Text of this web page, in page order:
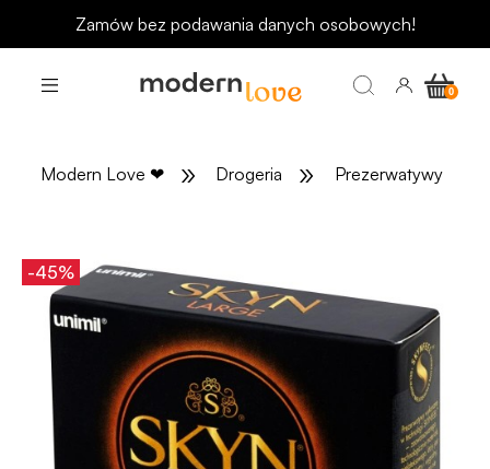
Zamów bez podawania danych osobowych!
Modern Love ❤ » Drogeria » Prezerwatywy
-45%